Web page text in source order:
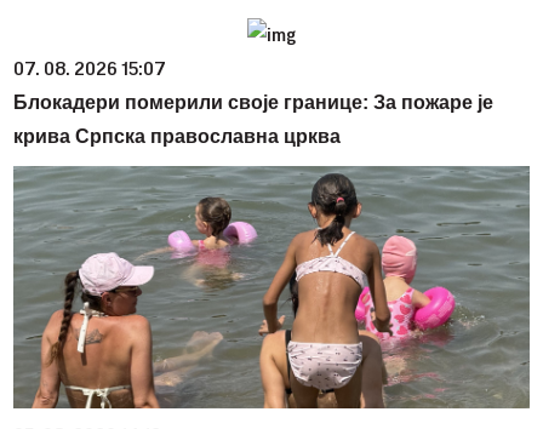
07. 08. 2026 15:07
Блокадери померили своје границе: За пожаре је
крива Српска православна црква